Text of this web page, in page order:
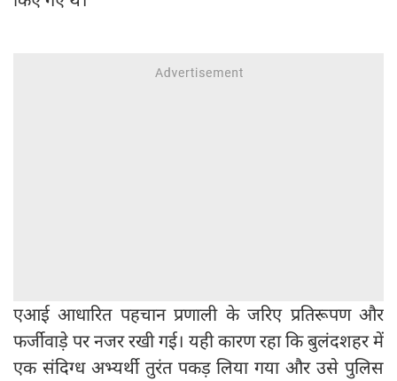
एआई आधारित पहचान प्रणाली के जरिए प्रतिरूपण और
फर्जीवाड़े पर नजर रखी गई। यही कारण रहा कि बुलंदशहर में
एक संदिग्ध अभ्यर्थी तुरंत पकड़ लिया गया और उसे पुलिस